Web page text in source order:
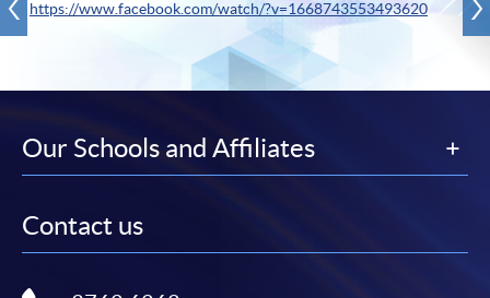
https://www.facebook.com/watch/?v=1668743553493620
Our Schools and Affiliates
Contact us